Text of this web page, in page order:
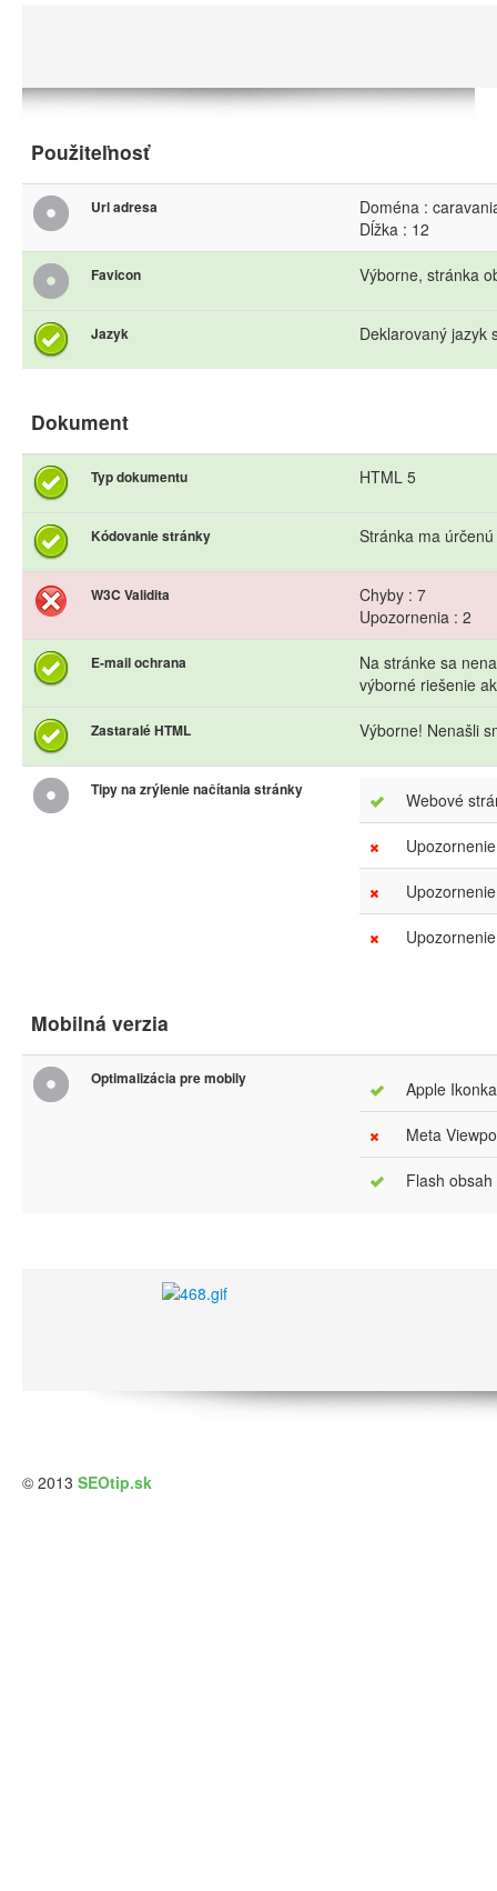
Použiteľnosť
Url adresa
Doména :
Dĺžka : 12
Favicon Výborne, stránka
Jazyk Deklarovaný jazyk
Dokument
Typ dokumentu HTML 5
Kódovanie stránky Stránka ma
W3C Validita
Chyby : 7
Upozornenia : 2
E-mail ochrana
Na stránke sa
výborné riešenie
Zastaralé HTML Výborne! Nenašli
Tipy na zrýlenie načítania stránky Webové
Mobilná verzia
Optimalizácia pre mobily Apple Ikonka
Meta
Flash obsah
© 2013 SEOtip.sk